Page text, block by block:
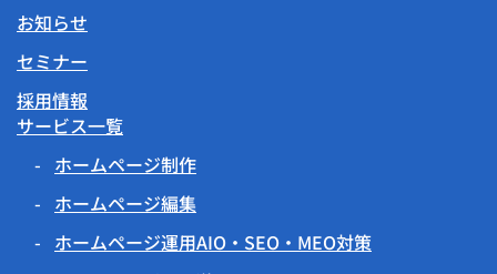
お知らせ
セミナー
採用情報
サービス一覧
ホームページ制作
ホームページ編集
ホームページ運用AIO・SEO・MEO対策